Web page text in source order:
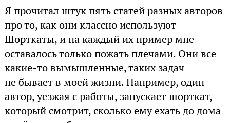
Я прочитал штук пять статей разных авторов
про то, как они классно используют
Шорткаты, и на каждый их пример мне
оставалось только пожать плечами. Они все
какие-то вымышленные, таких задач
не бывает в моей жизни. Например, один
автор, уезжая с работы, запускает шорткат,
который смотрит, сколько ему ехать до дома